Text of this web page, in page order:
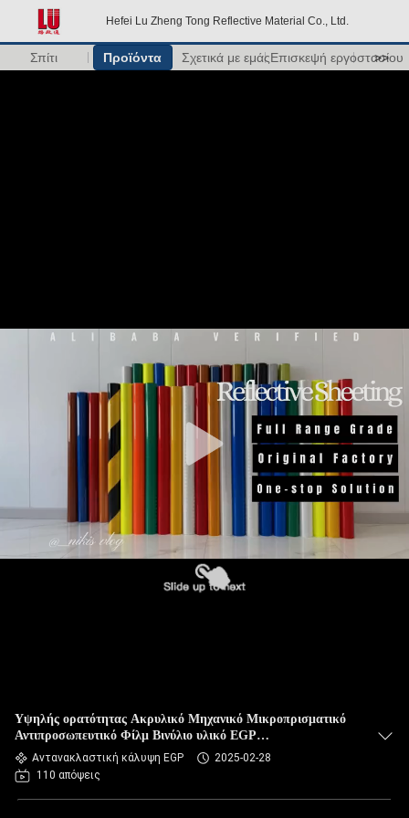
Hefei Lu Zheng Tong Reflective Material Co., Ltd.
Σπίτι Προϊόντα Σχετικά με εμάςΕπισκεψή εργοστασίου
>>
Υψηλής ορατότητας Ακρυλικό Μηχανικό Μικροπρισματικό
Αντιπροσωπευτικό Φίλμ Βινύλιο υλικό EGP
Αντιπροσωπευτικό φύλλο για σήμα κυκλοφορίας
Αντανακλαστική κάλυψη EGP
2025-02-28
110 απόψεις